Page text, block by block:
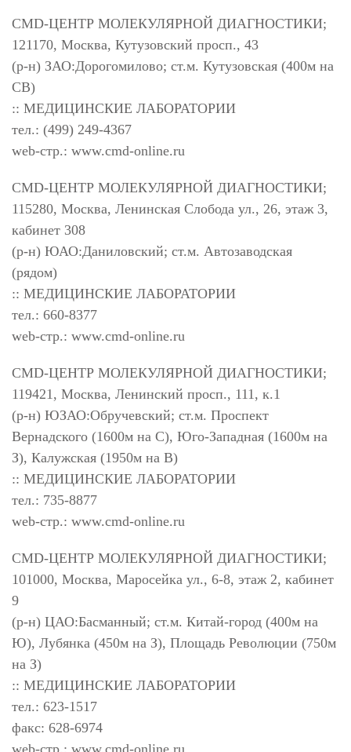
CMD-ЦЕНТР МОЛЕКУЛЯРНОЙ ДИАГНОСТИКИ;
121170, Москва, Кутузовский просп., 43
(р-н) ЗАО:Дорогомилово; ст.м. Кутузовская (400м на
СВ)
:: МЕДИЦИНСКИЕ ЛАБОРАТОРИИ
тел.: (499) 249-4367
web-стр.: www.cmd-online.ru
CMD-ЦЕНТР МОЛЕКУЛЯРНОЙ ДИАГНОСТИКИ;
115280, Москва, Ленинская Слобода ул., 26, этаж 3,
кабинет 308
(р-н) ЮАО:Даниловский; ст.м. Автозаводская
(рядом)
:: МЕДИЦИНСКИЕ ЛАБОРАТОРИИ
тел.: 660-8377
web-стр.: www.cmd-online.ru
CMD-ЦЕНТР МОЛЕКУЛЯРНОЙ ДИАГНОСТИКИ;
119421, Москва, Ленинский просп., 111, к.1
(р-н) ЮЗАО:Обручевский; ст.м. Проспект
Вернадского (1600м на С), Юго-Западная (1600м на
З), Калужская (1950м на В)
:: МЕДИЦИНСКИЕ ЛАБОРАТОРИИ
тел.: 735-8877
web-стр.: www.cmd-online.ru
CMD-ЦЕНТР МОЛЕКУЛЯРНОЙ ДИАГНОСТИКИ;
101000, Москва, Маросейка ул., 6-8, этаж 2, кабинет
9
(р-н) ЦАО:Басманный; ст.м. Китай-город (400м на
Ю), Лубянка (450м на З), Площадь Революции (750м
на З)
:: МЕДИЦИНСКИЕ ЛАБОРАТОРИИ
тел.: 623-1517
факс: 628-6974
web-стр.: www.cmd-online.ru